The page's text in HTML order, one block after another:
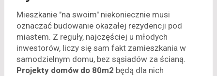
Mieszkanie "na swoim" niekoniecznie musi
oznaczać budowanie okazałej rezydencji pod
miastem. Z reguły, najczęściej u młodych
inwestorów, liczy się sam fakt zamieszkania w
samodzielnym domu, bez sąsiadów za ścianą.
Projekty domów do 80m2 będą dla nich